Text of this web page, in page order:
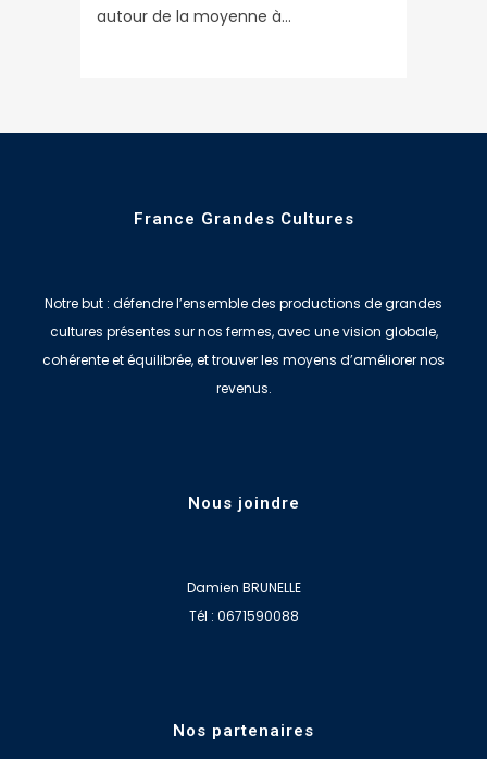
autour de la moyenne à...
France Grandes Cultures
Notre but : défendre l’ensemble des productions de grandes
cultures présentes sur nos fermes, avec une vision globale,
cohérente et équilibrée, et trouver les moyens d’améliorer nos
revenus.
Nous joindre
Damien BRUNELLE
Tél : 0671590088
Nos partenaires